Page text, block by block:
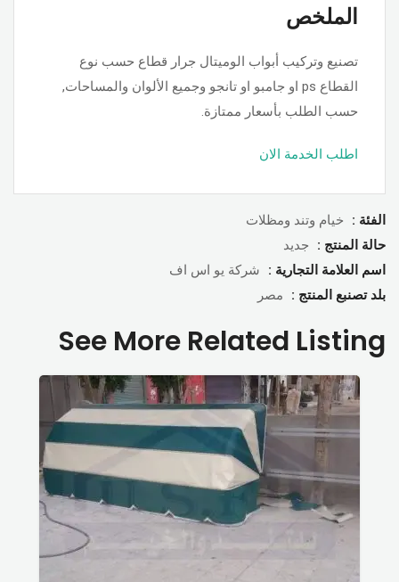
الملخص
تصنيع وتركيب أبواب الوميتال جرار قطاع حسب نوع
القطاع ps او جامبو او تانجو وجميع الألوان والمساحات,
حسب الطلب بأسعار ممتازة.
اطلب الخدمة الان
الفئة :
خيام وتند ومظلات
حالة المنتج :
جديد
اسم العلامة التجارية :
شركة يو اس اف
بلد تصنبع المنتج :
مصر
See More Related Listing